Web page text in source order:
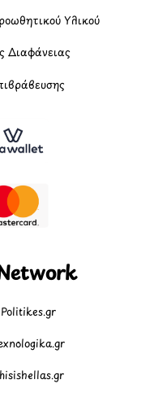
Υλικού
Διαφάνειας
Politikes.gr